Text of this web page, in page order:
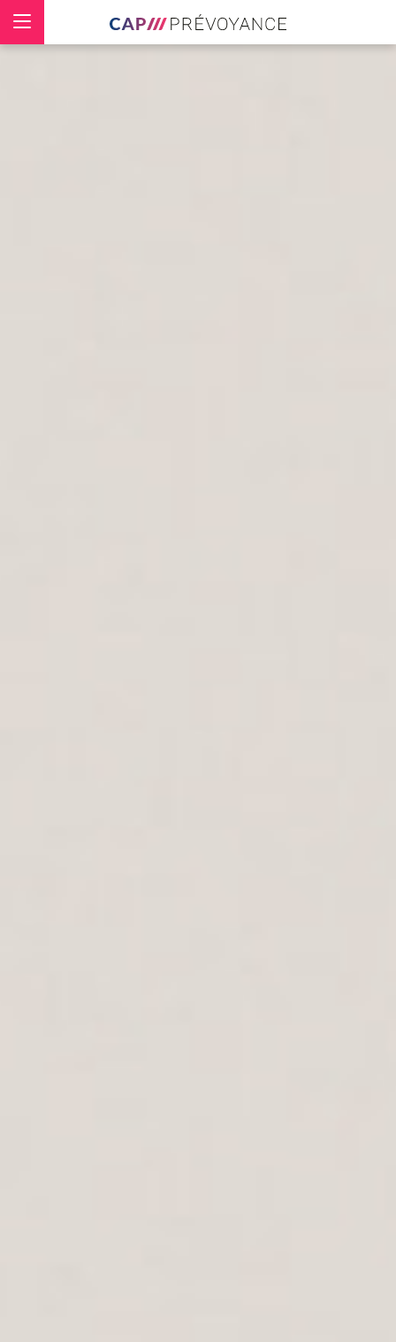
Panneau de gestion des cookies